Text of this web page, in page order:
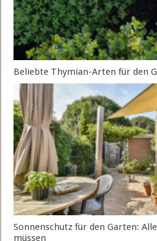
Beliebte Thymian-Arten für den
Sonnenschutz für den Garten:
müssen